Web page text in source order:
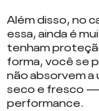
Além disso, no
essa, ainda é
tenham
forma, você se
não absorvem
seco e fresco —
performance.